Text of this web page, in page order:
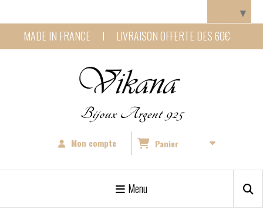
MADE IN FRANCE I LIVRAISON OFFERTE DES 60€
Bijoux Argent 925
Mon compte Panier
Menu
▼